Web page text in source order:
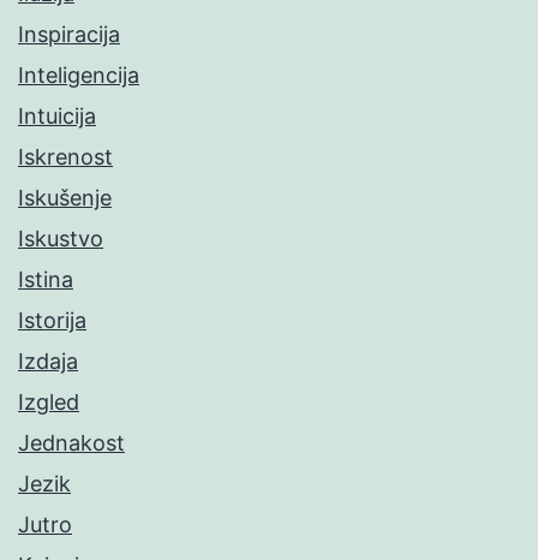
Inspiracija
Inteligencija
Intuicija
Iskrenost
Iskušenje
Iskustvo
Istina
Istorija
Izdaja
Izgled
Jednakost
Jezik
Jutro